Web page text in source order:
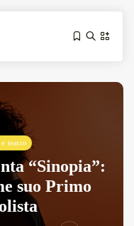
Concerto Acustico...
teatro
“Sinopia”:
suo Primo